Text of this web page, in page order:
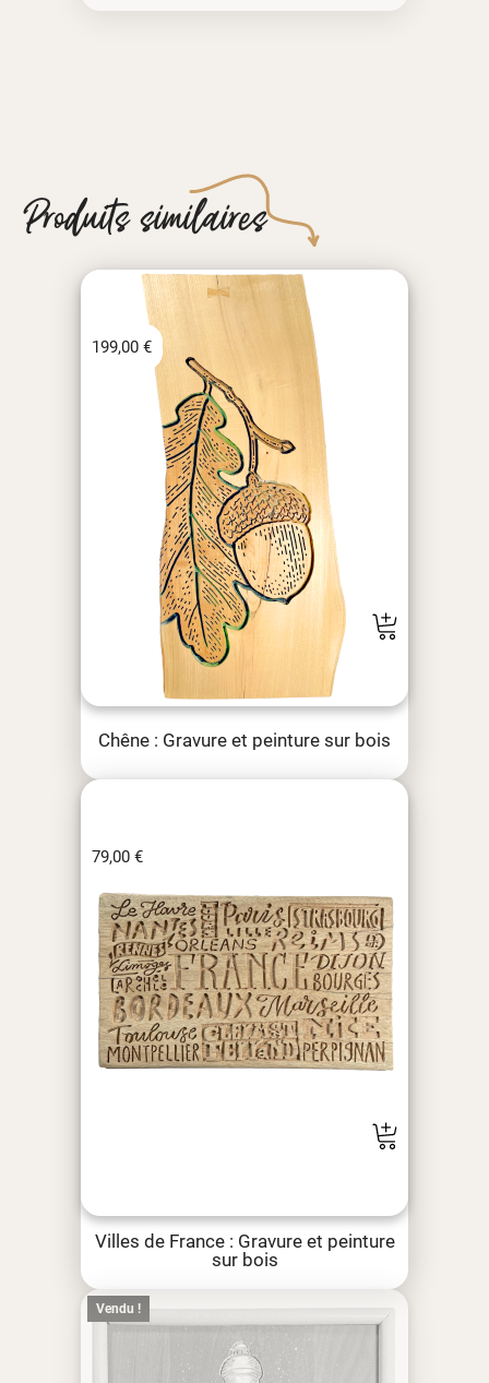
Produits similaires
Chêne : Gravure et peinture sur bois
199,00 €
Villes de France : Gravure et peinture
sur bois
79,00 €
Vendu !